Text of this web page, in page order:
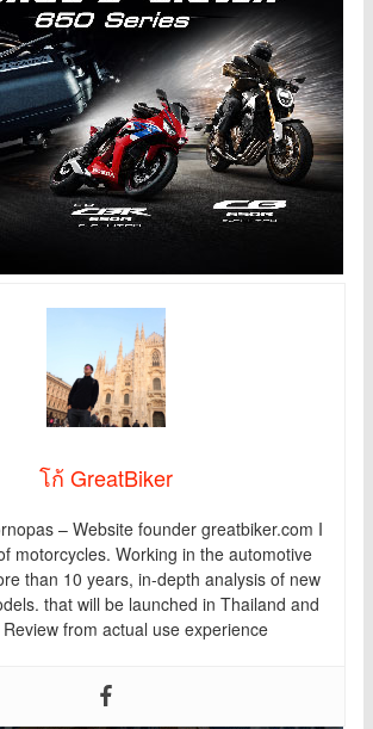
โก้ GreatBiker
– Website founder greatbiker.com I
motorcycles. Working in the automotive
than 10 years, in-depth analysis of new
that will be launched in Thailand and
from actual use experience